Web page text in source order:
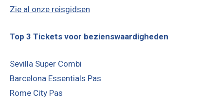
Zie al onze reisgidsen
Top 3 Tickets voor bezienswaardigheden
Sevilla Super Combi
Barcelona Essentials Pas
Rome City Pas